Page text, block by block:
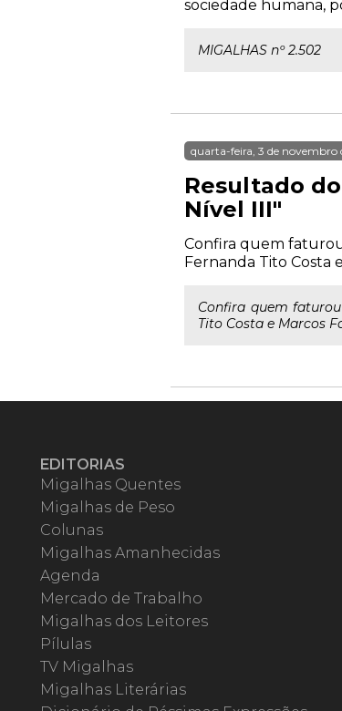
sociedade humana,
MIGALHAS nº 2.502
quarta-feira, 3 de novembro
Resultado
Nível III"
Confira quem
Fernanda Tito Costa
Confira quem
Tito Costa e Marcos
EDITORIAS
Migalhas Quentes
Migalhas de Peso
Colunas
Migalhas Amanhecidas
Agenda
Mercado de Trabalho
Migalhas dos Leitores
Pílulas
TV Migalhas
Migalhas Literárias